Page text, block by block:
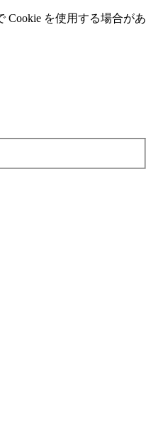
Cookie を使⽤する場合があ